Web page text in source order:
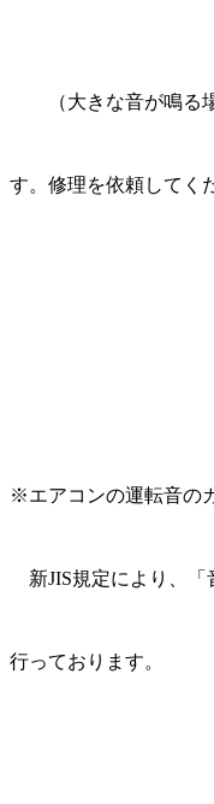
（大きな音が鳴る場
す。修理を依頼してく
※エアコンの運転音の
新JIS規定により、「
行っております。